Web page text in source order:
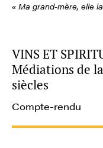
« Ma grand-mère, elle
VINS ET
Médiations de
siècles
Compte-rendu